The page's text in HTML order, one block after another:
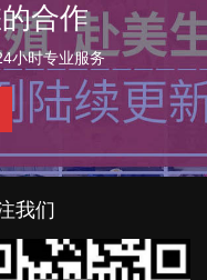
合作
小时专业服务
我们